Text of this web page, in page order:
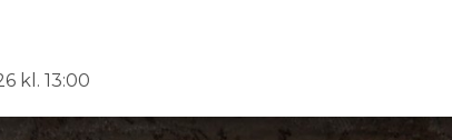
kl. 13:00